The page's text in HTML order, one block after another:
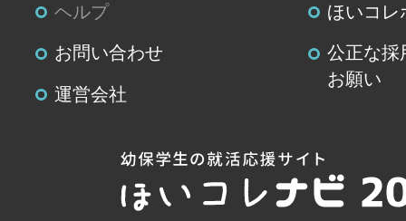
ヘルプ ほいコレ
お問い合わせ
公正な採
お願い
運営会社